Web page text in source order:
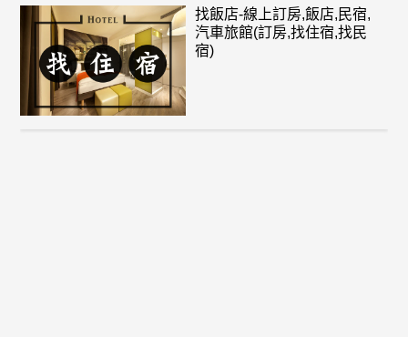
找飯店-線上訂房,飯店,民宿,
汽車旅館(訂房,找住宿,找民
宿)